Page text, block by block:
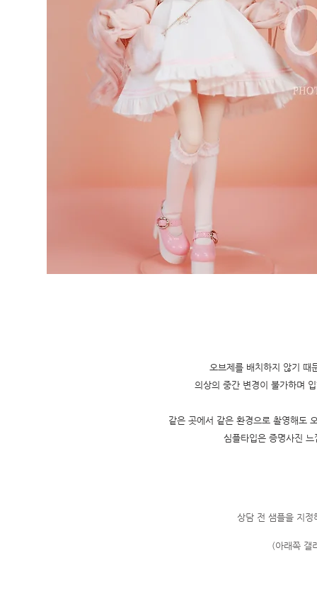
오브제를 배치하지 않기 때
의상의 중간 변경이 불가하며
같은 곳에서 같은 환경으로 촬영해도
심플타입은 증명사진
상담 전 샘플을 지
​(아래쪽 갤